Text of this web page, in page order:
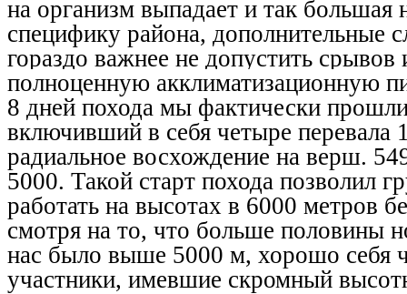
на организм выпадает и так большая
специфику района, дополнительные
гораздо важнее не допустить
полноценную акклиматизационную
8 дней похода мы фактически
включивший в себя четыре перевала
радиальное восхождение на верш.
5000. Такой старт похода позволил
работать на высотах в 6000 метров
смотря на то, что больше половины
нас было выше 5000 м, хорошо себя
участники, имевшие скромный